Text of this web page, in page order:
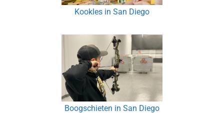
Kookles in San Diego
Boogschieten in San Diego